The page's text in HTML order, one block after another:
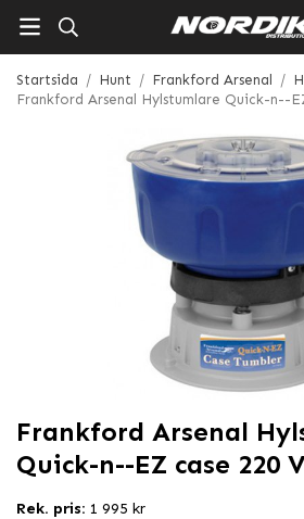
Startsida / Hunt / Frankford Arsenal /
Frankford Arsenal Hylstumlare Quick-n--
Frankford Arsenal
Quick-n--EZ case 220
Rek. pris: 1 995 kr